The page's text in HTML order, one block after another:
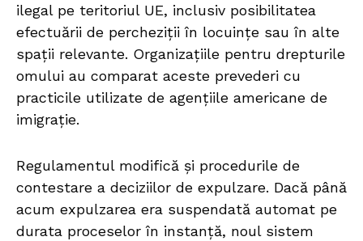
ilegal pe teritoriul UE, inclusiv posibilitatea
efectuării de percheziții în locuințe sau în alte
spații relevante. Organizațiile pentru drepturile
omului au comparat aceste prevederi cu
practicile utilizate de agențiile americane de
imigrație.
Regulamentul modifică și procedurile de
contestare a deciziilor de expulzare. Dacă până
acum expulzarea era suspendată automat pe
durata proceselor în instanță, noul sistem